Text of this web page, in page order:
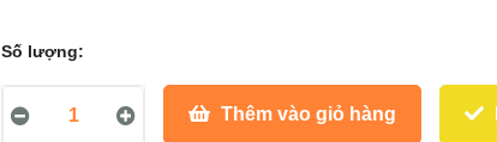
Số lượng:
Thêm vào giỏ hàng